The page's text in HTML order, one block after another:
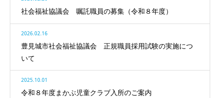
社会福祉協議会 嘱託職員の募集（令和８年度）
2026.02.16
豊見城市社会福祉協議会 正規職員採用試験の実施につ
いて
2025.10.01
令和８年度まかぶ児童クラブ入所のご案内